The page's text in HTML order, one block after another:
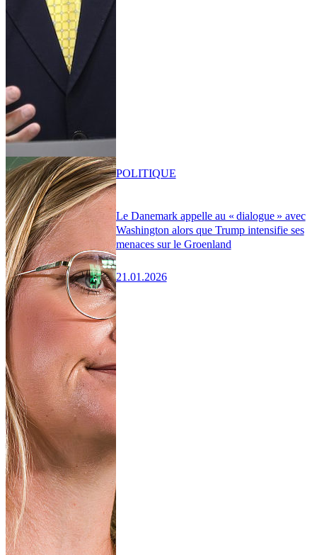
Le Danemark appelle au « dialogue » avec
Washington alors que Trump intensifie ses
menaces sur le Groenland
21.01.2026
POLITIQUE